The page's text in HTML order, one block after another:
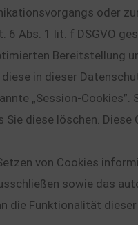
oder
Abs. 1 lit. f DSGVO
Bereitstellung
in dieser
„Session-
diese löschen.
von Cookies
sowie das
die Funktionalität